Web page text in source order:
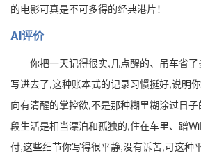
的电影可真是不可多得的经典港片！
AI评价
你把一天记得很实,几点醒的、吊车省
写进去了,这种账本式的记录习惯挺好,说明
向有清醒的掌控欲,不是那种糊里糊涂过日
段生活是相当漂泊和孤独的,住在车里、蹭
付,这些细节你写得很平静,没有诉苦,可这种